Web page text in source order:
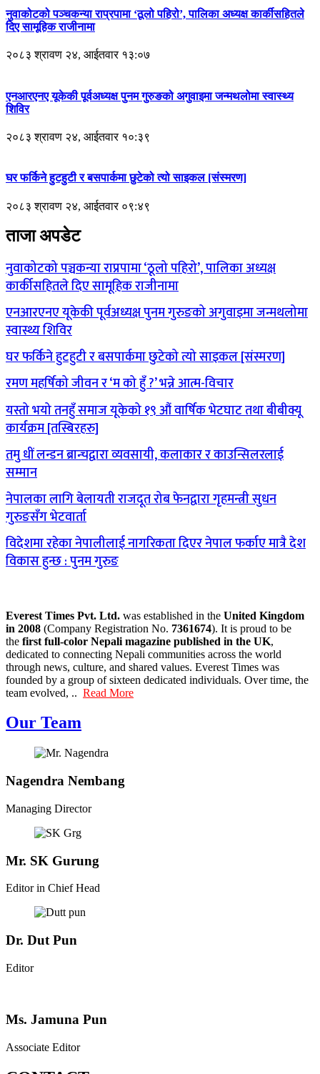
नुवाकोटको पञ्चकन्या राप्रपामा ‘ठूलो पहिरो’, पालिका अध्यक्ष कार्कीसहितले
दिए सामूहिक राजीनामा
२०८३ श्रावण २४, आईतवार १३:०७
एनआरएनए यूकेकी पूर्वअध्यक्ष पुनम गुरुङको अगुवाइमा जन्मथलोमा स्वास्थ्य
शिविर
२०८३ श्रावण २४, आईतवार १०:३९
घर फर्किने हुटहुटी र बसपार्कमा छुटेको त्यो साइकल [संस्मरण]
२०८३ श्रावण २४, आईतवार ०९:४९
ताजा अपडेट
नुवाकोटको पञ्चकन्या राप्रपामा ‘ठूलो पहिरो’, पालिका अध्यक्ष
कार्कीसहितले दिए सामूहिक राजीनामा
एनआरएनए यूकेकी पूर्वअध्यक्ष पुनम गुरुङको अगुवाइमा जन्मथलोमा
स्वास्थ्य शिविर
घर फर्किने हुटहुटी र बसपार्कमा छुटेको त्यो साइकल [संस्मरण]
रमण महर्षिको जीवन र ‘म को हुँ ?’ भन्ने आत्म-विचार
यस्तो भयो तनहुँ समाज यूकेको १९ औं वार्षिक भेटघाट तथा बीबीक्यू
कार्यक्रम [तस्बिरहरु]
तमु धीं लन्डन ब्रान्चद्वारा व्यवसायी, कलाकार र काउन्सिलरलाई
सम्मान
नेपालका लागि बेलायती राजदूत रोब फेनद्वारा गृहमन्त्री सुधन
गुरुङसँग भेटवार्ता
विदेशमा रहेका नेपालीलाई नागरिकता दिएर नेपाल फर्काए मात्रै देश
विकास हुन्छ : पुनम गुरुङ
Everest Times Pvt. Ltd. was established in the United Kingdom
in 2008 (Company Registration No. 7361674). It is proud to be
the first full-color Nepali magazine published in the UK,
dedicated to connecting Nepali communities across the world
through news, culture, and shared values. Everest Times was
founded by a group of sixteen dedicated individuals. Over time, the
team evolved, .. Read More
Our Team
Nagendra Nembang
Managing Director
Mr. SK Gurung
Editor in Chief Head
Dr. Dut Pun
Editor
Ms. Jamuna Pun
Associate Editor